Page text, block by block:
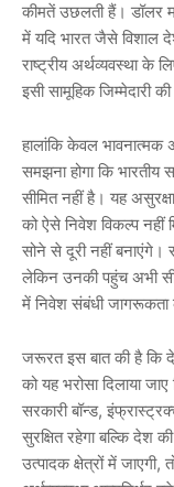
कीमतें उछलती हैं। डॉलर
में यदि भारत जैसे विशाल
राष्ट्रीय अर्थव्यवस्था के
इसी सामूहिक जिम्मेदारी
हालांकि केवल भावनात्मक
समझना होगा कि
सीमित नहीं है। यह
को ऐसे निवेश विकल्प नहीं
सोने से दूरी नहीं बनाएंगे।
लेकिन उनकी पहुंच अभी
में निवेश संबंधी जागरूकता
जरूरत इस बात की है कि
को यह भरोसा दिलाया
सरकारी बॉन्ड,
सुरक्षित रहेगा बल्कि देश
उत्पादक क्षेत्रों में